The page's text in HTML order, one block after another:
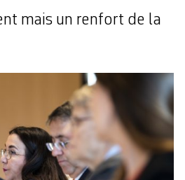
mais un renfort de la